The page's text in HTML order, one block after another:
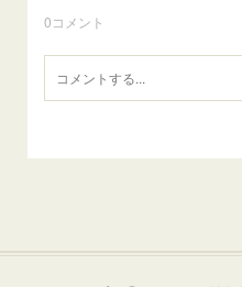
0コメント